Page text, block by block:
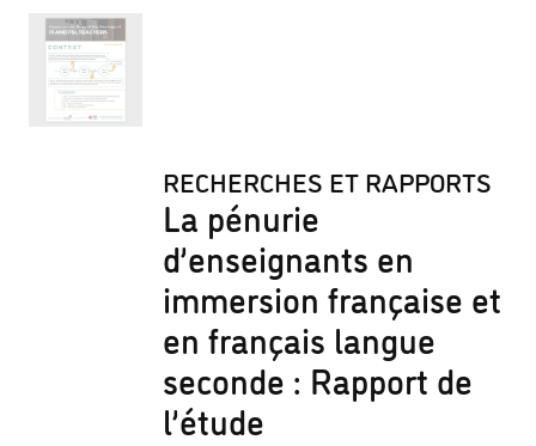
RECHERCHES ET RAPPORTS
La pénurie
d’enseignants en
immersion française et
en français langue
seconde : Rapport de
l’étude